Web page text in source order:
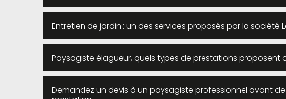
Entretien de jardin : un des services proposés par la société
Paysagiste élagueur, quels types de prestations proposent
Demandez un devis à un paysagiste professionnel avant